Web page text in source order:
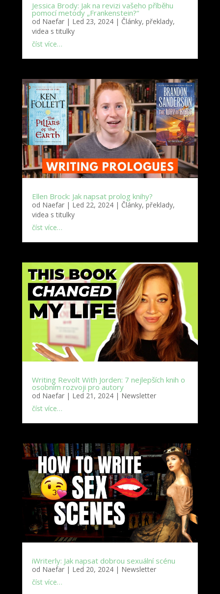
Jessica Brody: Jak na revizi vašeho příběhu
pomocí metody „Frankenstein?“
od Naefar| Led 23, 2024| Články, překlady,
videa s titulky
číst více…
Ellen Brock: Jak napsat prolog knihy?
od Naefar| Led 22, 2024| Články, překlady,
videa s titulky
číst více…
Writing Revolt With Jorden: 7 nejlepších knih o
osobním rozvoji pro autory
od Naefar| Led 21, 2024| Newsletter
číst více…
iWriterly: Jak napsat dobrou sexuální scénu
od Naefar| Led 20, 2024| Newsletter
číst více…